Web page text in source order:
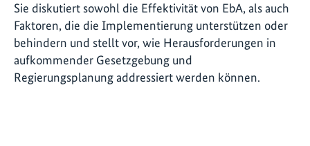
Sie diskutiert sowohl die Effektivität von EbA, als auch
Faktoren, die die Implementierung unterstützen oder
behindern und stellt vor, wie Herausforderungen in
aufkommender Gesetzgebung und
Regierungsplanung addressiert werden können.